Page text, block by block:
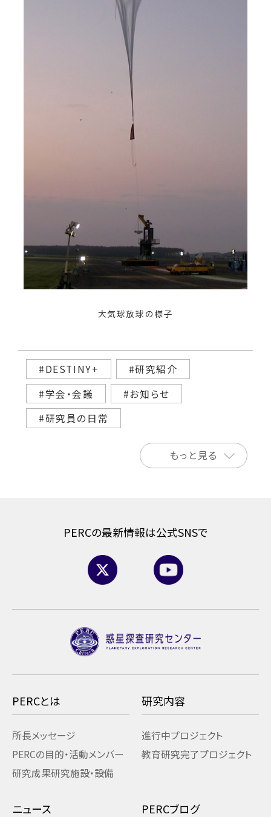
大気球放球の様子
#DESTINY+
#研究紹介
#学会・会議
#お知らせ
#研究員の日常
もっと見る
PERCの最新情報は公式SNSで
PERCとは
所長メッセージ
PERCの目的・活動メンバー
研究成果研究施設・設備
研究内容
進行中プロジェクト
教育研究完了プロジェクト
ニュース PERCブログ